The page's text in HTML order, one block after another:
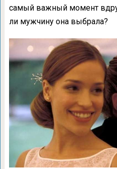
самый важный момент
ли мужчину она выбрала?